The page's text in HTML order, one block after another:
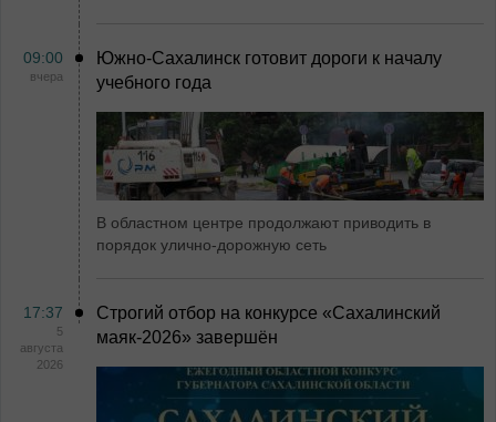
09:00
вчера
Южно-Сахалинск готовит дороги к началу
учебного года
В областном центре продолжают приводить в
порядок улично-дорожную сеть
17:37
5
августа
2026
Строгий отбор на конкурсе «Сахалинский
маяк‑2026» завершён